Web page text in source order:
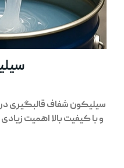
سیلیکون شفاف قالبگیری
و با کیفیت بالا اهمیت